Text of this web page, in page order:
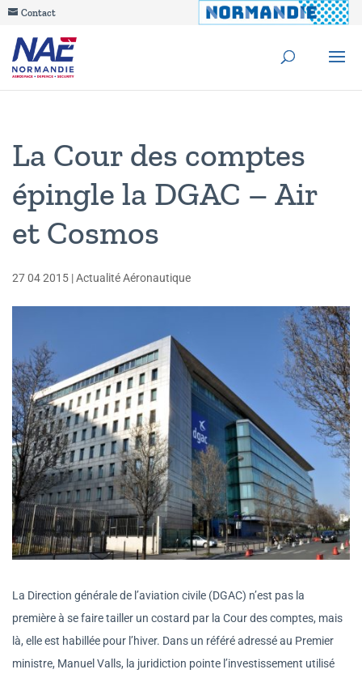
Contact
La Cour des comptes
épingle la DGAC – Air
et Cosmos
27 04 2015 |Actualité Aéronautique
La Direction générale de l’aviation civile (DGAC) n’est pas la
première à se faire tailler un costard par la Cour des comptes, mais
là, elle est habillée pour l’hiver. Dans un référé adressé au Premier
ministre, Manuel Valls, la juridiction pointe l’investissement utilisé